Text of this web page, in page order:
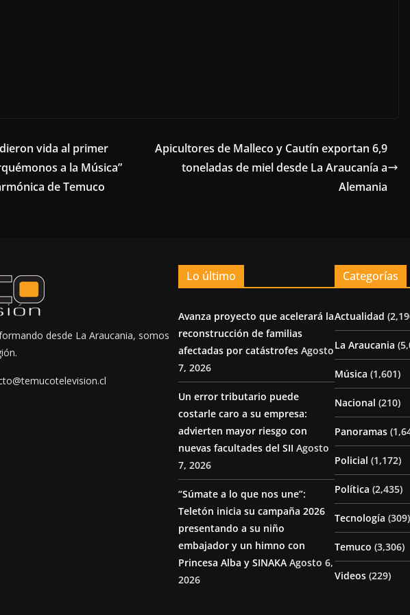
vida al primer
a la Música”
de Temuco
Apicultores de Malleco y Cautín exportan 6,9
toneladas de miel desde La Araucanía a
Alemania
desde La Araucania, somos
Lo último
Avanza proyecto que acelerará la
reconstrucción de familias
afectadas por catástrofes Agosto
7, 2026
Un error tributario puede
costarle caro a su empresa:
advierten mayor riesgo con
nuevas facultades del SII Agosto
7, 2026
“Súmate a lo que nos une”:
Teletón inicia su campaña 2026
presentando a su niño
embajador y un himno con
Princesa Alba y SINAKA Agosto 6,
2026
Categorías
Actualidad
La Araucania
Música (1,601)
Nacional (210)
Panoramas
Policial (1,172)
Política (2,435)
Tecnología (309)
Temuco (3,306)
Videos (229)